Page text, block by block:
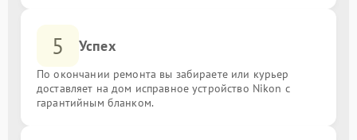
5 Успех
По окончании ремонта вы забираете или курьер
доставляет на дом исправное устройство Nikon с
гарантийным бланком.